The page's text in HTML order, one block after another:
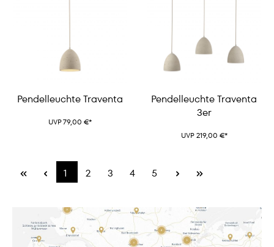
Pendelleuchte Traventa
UVP 79,00 €*
Pendelleuchte Traventa
3er
UVP 219,00 €*
1 2 3 4 5